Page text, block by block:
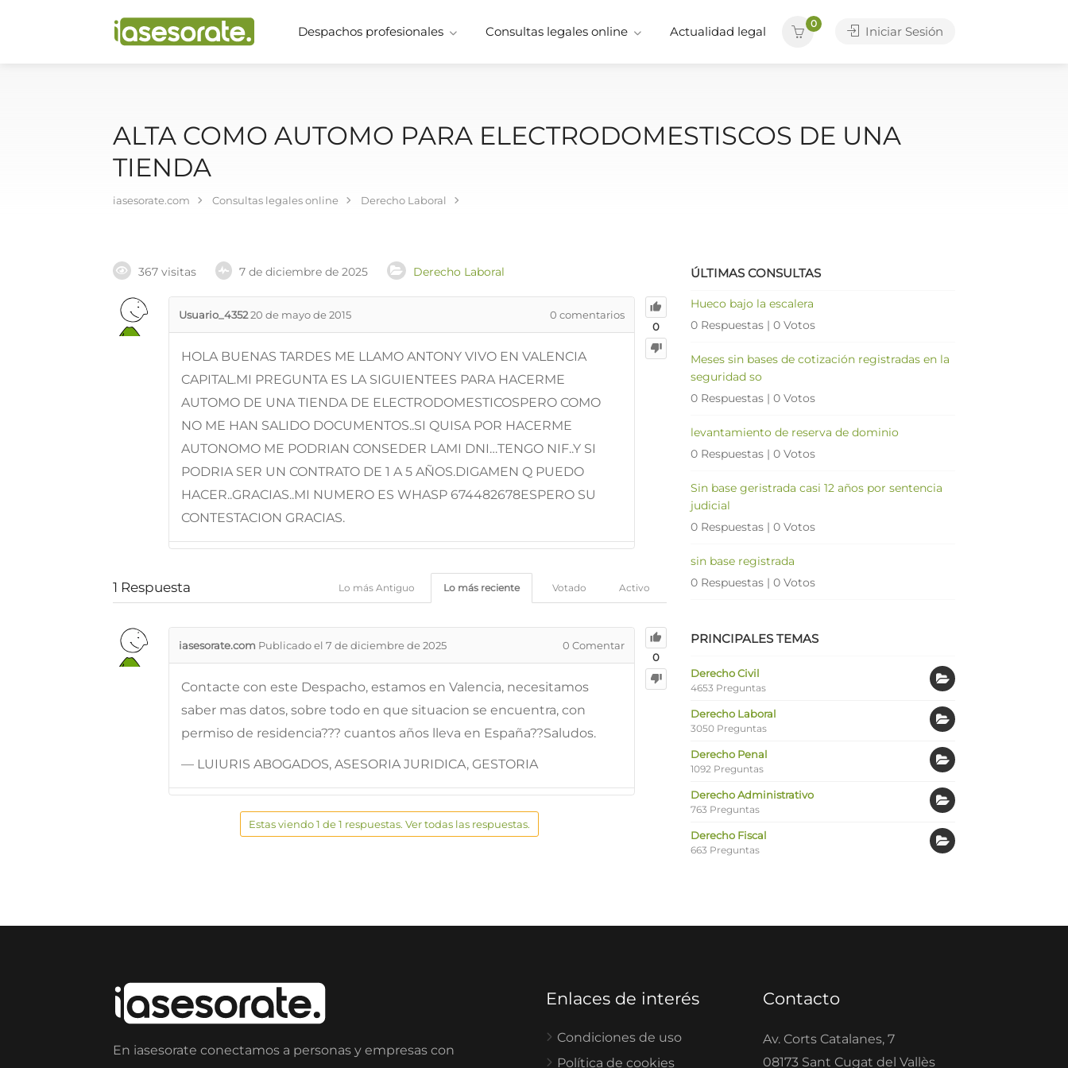
Despachos profesionales Consultas legales online Actualidad legal
0
Iniciar Sesión
ALTA COMO AUTOMO PARA ELECTRODOMESTISCOS DE UNA
TIENDA
iasesorate.com Consultas legales online Derecho Laboral
367 visitas 7 de diciembre de 2025 Derecho Laboral
0
Usuario_435220 de mayo de 2015 0 comentarios
HOLA BUENAS TARDES ME LLAMO ANTONY VIVO EN VALENCIA
CAPITAL.MI PREGUNTA ES LA SIGUIENTEES PARA HACERME
AUTOMO DE UNA TIENDA DE ELECTRODOMESTICOSPERO COMO
NO ME HAN SALIDO DOCUMENTOS..SI QUISA POR HACERME
AUTONOMO ME PODRIAN CONSEDER LAMI DNI…TENGO NIF..Y SI
PODRIA SER UN CONTRATO DE 1 A 5 AÑOS.DIGAMEN Q PUEDO
HACER..GRACIAS..MI NUMERO ES WHASP 674482678ESPERO SU
CONTESTACION GRACIAS.
1 Respuesta Activo
Votado
Lo más reciente
Lo más Antiguo
0
iasesorate.com Publicado el 7 de diciembre de 2025 0 Comentar
Contacte con este Despacho, estamos en Valencia, necesitamos
saber mas datos, sobre todo en que situacion se encuentra, con
permiso de residencia??? cuantos años lleva en España??Saludos.
— LUIURIS ABOGADOS, ASESORIA JURIDICA, GESTORIA
Estas viendo 1 de 1 respuestas. Ver todas las respuestas.
ÚLTIMAS CONSULTAS
Hueco bajo la escalera
0 Respuestas | 0 Votos
Meses sin bases de cotización registradas en la
seguridad so
0 Respuestas | 0 Votos
levantamiento de reserva de dominio
0 Respuestas | 0 Votos
Sin base geristrada casi 12 años por sentencia
judicial
0 Respuestas | 0 Votos
sin base registrada
0 Respuestas | 0 Votos
PRINCIPALES TEMAS
Derecho Civil
4653 Preguntas
Derecho Laboral
3050 Preguntas
Derecho Penal
1092 Preguntas
Derecho Administrativo
763 Preguntas
Derecho Fiscal
663 Preguntas
En iasesorate conectamos a personas y empresas con
Enlaces de interés
Condiciones de uso
Política de cookies
Contacto
Av. Corts Catalanes, 7
08173 Sant Cugat del Vallès